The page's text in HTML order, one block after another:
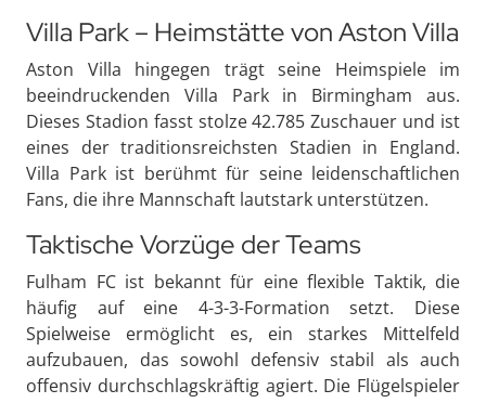
Villa Park – Heimstätte von Aston Villa
Aston Villa hingegen trägt seine Heimspiele im
beeindruckenden Villa Park in Birmingham aus.
Dieses Stadion fasst stolze 42.785 Zuschauer und ist
eines der traditionsreichsten Stadien in England.
Villa Park ist berühmt für seine leidenschaftlichen
Fans, die ihre Mannschaft lautstark unterstützen.
Taktische Vorzüge der Teams
Fulham FC ist bekannt für eine flexible Taktik, die
häufig auf eine 4-3-3-Formation setzt. Diese
Spielweise ermöglicht es, ein starkes Mittelfeld
aufzubauen, das sowohl defensiv stabil als auch
offensiv durchschlagskräftig agiert. Die Flügelspieler